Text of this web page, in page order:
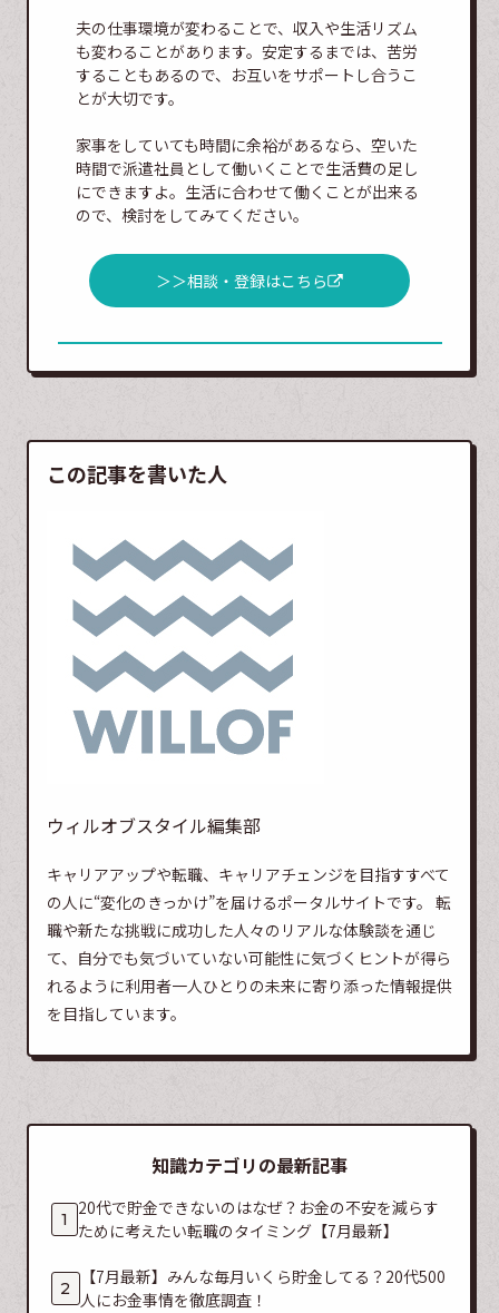
夫の仕事環境が変わることで、収入や生活リズム
も変わることがあります。安定するまでは、苦労
することもあるので、お互いをサポートし合うこ
とが大切です。
家事をしていても時間に余裕があるなら、空いた
時間で派遣社員として働いくことで生活費の足し
にできますよ。生活に合わせて働くことが出来る
ので、検討をしてみてください。
＞＞相談・登録はこちら
この記事を書いた人
ウィルオブスタイル編集部
キャリアアップや転職、キャリアチェンジを目指すすべて
の人に“変化のきっかけ”を届けるポータルサイトです。 転
職や新たな挑戦に成功した人々のリアルな体験談を通じ
て、自分でも気づいていない可能性に気づくヒントが得ら
れるように利用者一人ひとりの未来に寄り添った情報提供
を目指しています。
知識カテゴリの最新記事
20代で貯金できないのはなぜ？お金の不安を減らす
ために考えたい転職のタイミング【7月最新】
【7月最新】みんな毎月いくら貯金してる？20代500
人にお金事情を徹底調査！